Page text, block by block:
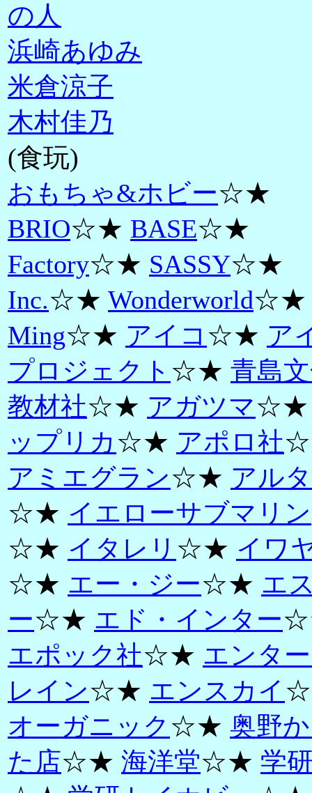
の人
浜崎あゆみ
米倉涼子
木村佳乃
(食玩)
おもちゃ&ホビー☆★
BRIO☆★ BASE☆★
Factory☆★ SASSY☆★
Inc.☆★ Wonderworld☆★
Ming☆★ アイコ ☆★ ア
プロジェクト ☆★ 青島
教材社☆★ アガツマ
ップリカ ☆★ アポロ社
アミエグラン☆★ アル
☆★ イエローサブマリン
☆★ イタレリ ☆★ イワ
☆★ エー・ジー☆★ エ
ー☆★ エド・インター
エポック社☆★ エンタ
レイン☆★ エンスカイ
オーガニック ☆★ 奥野
た店☆★ 海洋堂☆★ 学